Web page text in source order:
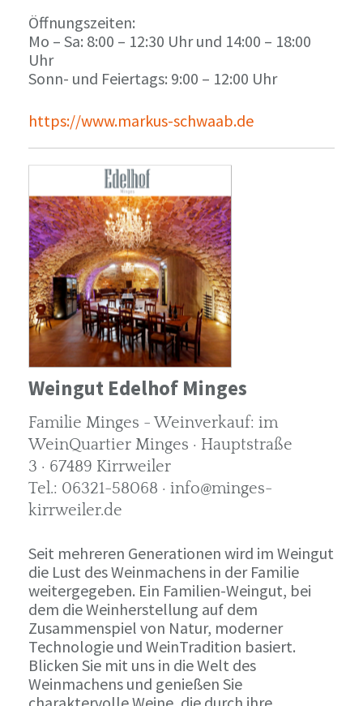
Öffnungszeiten:
Mo – Sa: 8:00 – 12:30 Uhr und 14:00 – 18:00
Uhr
Sonn- und Feiertags: 9:00 – 12:00 Uhr
https://www.markus-schwaab.de
Weingut Edelhof Minges
Familie Minges - Weinverkauf: im
WeinQuartier Minges · Hauptstraße
3 · 67489 Kirrweiler
Tel.: 06321-58068 · info@minges-
kirrweiler.de
Seit mehreren Generationen wird im Weingut
die Lust des Weinmachens in der Familie
weitergegeben. Ein Familien-Weingut, bei
dem die Weinherstellung auf dem
Zusammenspiel von Natur, moderner
Technologie und WeinTradition basiert.
Blicken Sie mit uns in die Welt des
Weinmachens und genießen Sie